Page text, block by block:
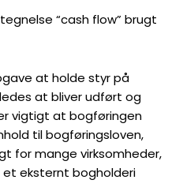
“cash flow” brugt
at holde styr på
at bliver udført og
vigtigt at bogføringen
til bogføringsloven,
for mange virksomheder,
eksternt bogholderi